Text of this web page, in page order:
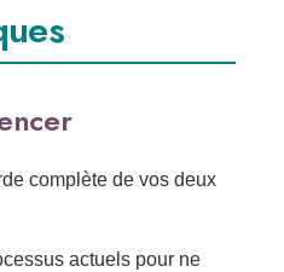
complète de vos deux
actuels pour ne